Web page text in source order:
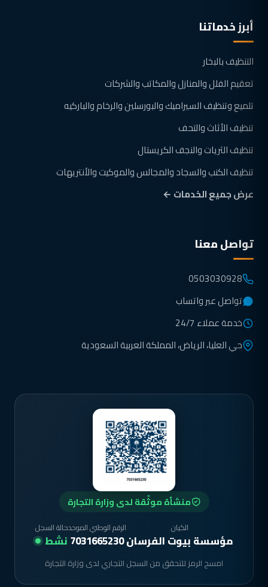
أبرز خدماتنا
التنظيف بالبخار
تعقيم الفلل والمنازل والمكاتب والشركات
تلميع وتنظيف السيراميك والبورسلين والرخام والباركيه
تنظيف الأثاث والتحف
تنظيف الثريات والنجف الكريستال
تنظيف الكنب والسجاد والمجالس والموكيت والأنتريهات
عرض جميع الخدمات ←
تواصل معنا
0503030928
تواصل عبر واتساب
خدمة عملاء 24/7
حي العليا، الرياض، المملكة العربية السعودية
منشأة موثّقة لدى وزارة التجارة
الكيان
مؤسسة بيوت الفرسان
الرقم الوطني الموحد
7031665230
حالة السجل
نشط
امسح الرمز للتحقق من السجل التجاري لدى وزارة التجارة